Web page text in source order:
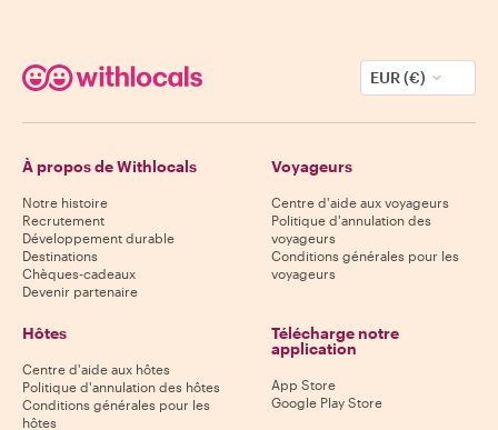
EUR (€)
À propos de Withlocals
Notre histoire
Recrutement
Développement durable
Destinations
Chèques-cadeaux
Devenir partenaire
Voyageurs
Centre d'aide aux voyageurs
Politique d'annulation des
voyageurs
Conditions générales pour les
voyageurs
Hôtes
Centre d'aide aux hôtes
Politique d'annulation des hôtes
Conditions générales pour les
hôtes
Télécharge notre
application
App Store
Google Play Store